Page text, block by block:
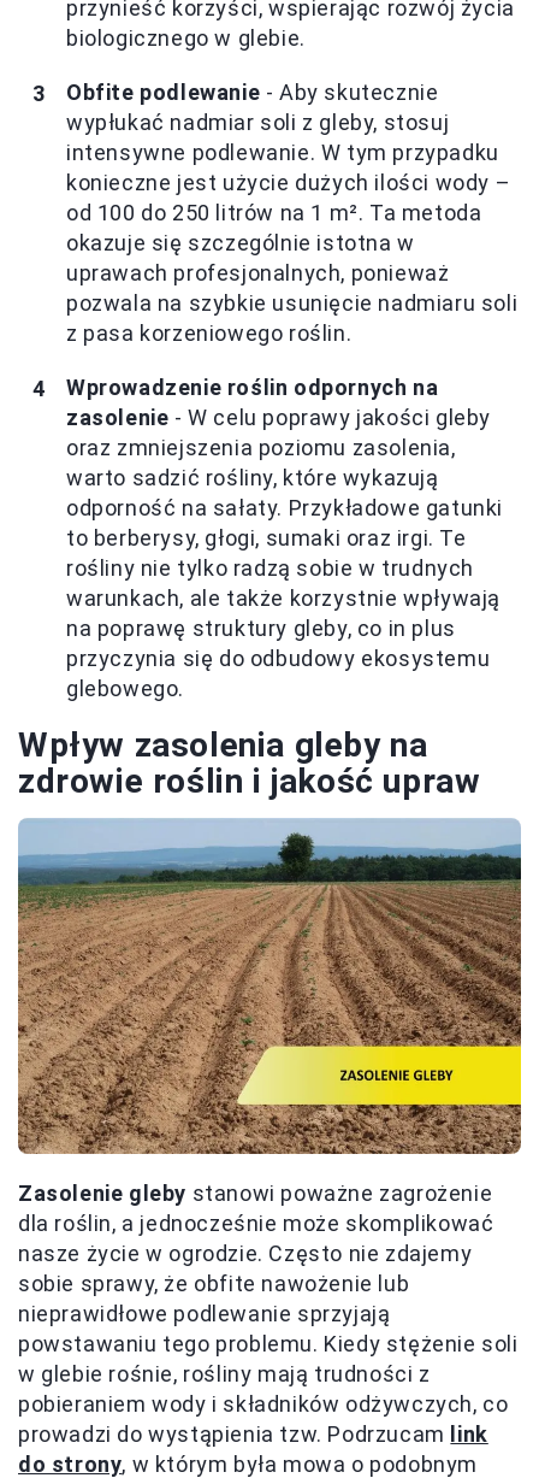
przynieść korzyści, wspierając rozwój życia
biologicznego w glebie.
Obfite podlewanie - Aby skutecznie
wypłukać nadmiar soli z gleby, stosuj
intensywne podlewanie. W tym przypadku
konieczne jest użycie dużych ilości wody –
od 100 do 250 litrów na 1 m². Ta metoda
okazuje się szczególnie istotna w
uprawach profesjonalnych, ponieważ
pozwala na szybkie usunięcie nadmiaru soli
z pasa korzeniowego roślin.
Wprowadzenie roślin odpornych na
zasolenie - W celu poprawy jakości gleby
oraz zmniejszenia poziomu zasolenia,
warto sadzić rośliny, które wykazują
odporność na sałaty. Przykładowe gatunki
to berberysy, głogi, sumaki oraz irgi. Te
rośliny nie tylko radzą sobie w trudnych
warunkach, ale także korzystnie wpływają
na poprawę struktury gleby, co in plus
przyczynia się do odbudowy ekosystemu
glebowego.
Wpływ zasolenia gleby na
zdrowie roślin i jakość upraw
Zasolenie gleby stanowi poważne zagrożenie
dla roślin, a jednocześnie może skomplikować
nasze życie w ogrodzie. Często nie zdajemy
sobie sprawy, że obfite nawożenie lub
nieprawidłowe podlewanie sprzyjają
powstawaniu tego problemu. Kiedy stężenie soli
w glebie rośnie, rośliny mają trudności z
pobieraniem wody i składników odżywczych, co
prowadzi do wystąpienia tzw. Podrzucam link
do strony, w którym była mowa o podobnym